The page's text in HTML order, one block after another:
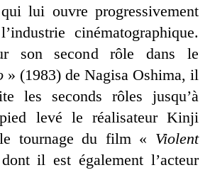
lui ouvre progressivement
cinématographique.
son second rôle dans le
» (1983) de Nagisa Oshima, il
les seconds rôles jusqu’à
levé le réalisateur Kinji
tournage du film « Violent
il est également l’acteur